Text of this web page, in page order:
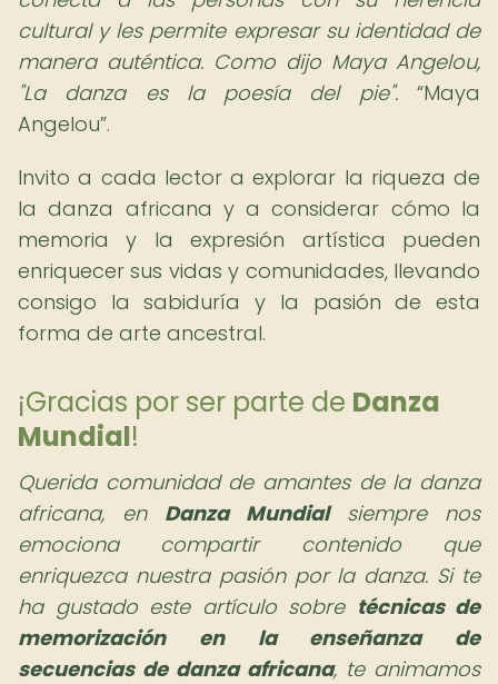
cultural y les permite expresar su identidad de
manera auténtica. Como dijo Maya Angelou,
"La danza es la poesía del pie".
Maya
Angelou .
Invito a cada lector a explorar la riqueza de
la danza africana y a considerar cómo la
memoria y la expresión artística pueden
enriquecer sus vidas y comunidades, llevando
consigo la sabiduría y la pasión de esta
forma de arte ancestral.
¡Gracias por ser parte de Danza
Mundial!
Querida comunidad de amantes de la danza
africana, en Danza Mundialsiempre nos
emociona compartir contenido que
enriquezca nuestra pasión por la danza. Si te
ha gustado este artículo sobre técnicas de
memorización en la enseñanza de
secuencias de danza africana, te animamos